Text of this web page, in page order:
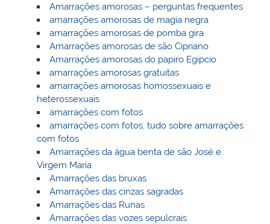
Amarrações amorosas – perguntas frequentes
amarrações amorosas de magia negra
amarrações amorosas de pomba gira
Amarrações amorosas de são Cipriano
Amarrações amorosas do papiro Egipcio
amarrações amorosas gratuitas
amarrações amorosas homossexuais e
heterossexuais
amarrações com fotos
amarrações com fotos, tudo sobre amarrações
com fotos
Amarrações da água benta de são José e
Virgem Maria
Amarrações das bruxas
Amarrações das cinzas sagradas
Amarrações das Runas
Amarrações das vozes sepulcrais